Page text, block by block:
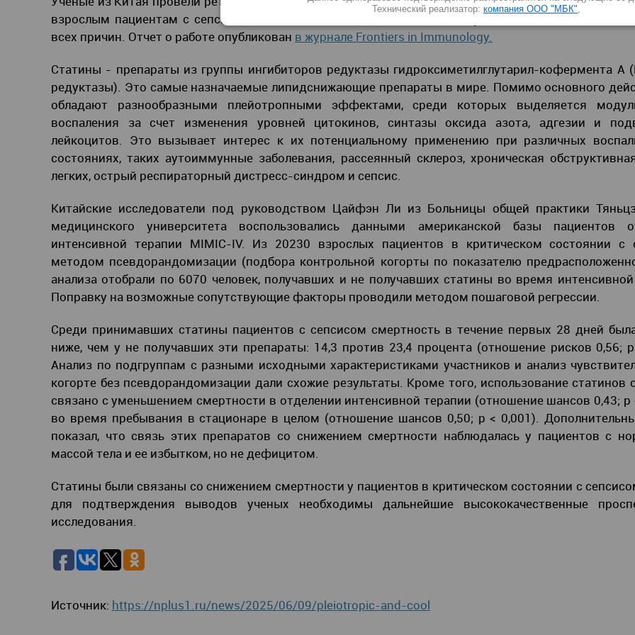
взрослым пациентам с сепсисом в отделении интенсивной терапии существенно снижает
всех причин. Отчет о работе опубликован в журнале Frontiers in Immunology.
Статины - препараты из группы ингибиторов редуктазы гидроксиметилглутарил-кофермента А
редуктазы). Это самые назначаемые липидснижающие препараты в мире. Помимо основного
обладают разнообразными плейотропными эффектами, среди которых выделяется
воспаления за счет изменения уровней цитокинов, синтазы оксида азота, адгезии и
лейкоцитов. Это вызывает интерес к их потенциальному применению при различных
состояниях, таких аутоиммунные заболевания, рассеянный склероз, хроническая
легких, острый респираторный дистресс-синдром и сепсис.
Китайские исследователи под руководством Цайфэн Ли из Больницы общей практики
медицинского университета воспользовались данными американской базы пациентов
интенсивной терапии MIMIC-IV. Из 20230 взрослых пациентов в критическом состоянии с
методом псевдорандомизации (подбора контрольной когорты по показателю
анализа отобрали по 6070 человек, получавших и не получавших статины во время интенсивной
Поправку на возможные сопутствующие факторы проводили методом пошаговой регрессии.
Среди принимавших статины пациентов с сепсисом смертность в течение первых 28 дней
ниже, чем у не получавших эти препараты: 14,3 против 23,4 процента (отношение рисков 0,56; p
Анализ по подгруппам с разными исходными характеристиками участников и анализ
когорте без псевдорандомизации дали схожие результаты. Кроме того, использование статинов
связано с уменьшением смертности в отделении интенсивной терапии (отношение шансов 0,43; p
во время пребывания в стационаре в целом (отношение шансов 0,50; p < 0,001).
показал, что связь этих препаратов со снижением смертности наблюдалась у пациентов с
массой тела и ее избытком, но не дефицитом.
Статины были связаны со снижением смертности у пациентов в критическом состоянии с
для подтверждения выводов ученых необходимы дальнейшие высококачественные
исследования.
Источник: https://nplus1.ru/news/2025/06/09/pleiotropic-and-cool
Технический реализатор: компания ООО "МБК",